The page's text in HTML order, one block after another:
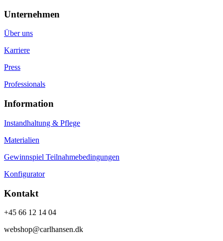
Unternehmen
Über uns
Karriere
Press
Professionals
Information
Instandhaltung & Pflege
Materialien
Gewinnspiel Teilnahmebedingungen
Konfigurator
Kontakt
+45 66 12 14 04
webshop@carlhansen.dk